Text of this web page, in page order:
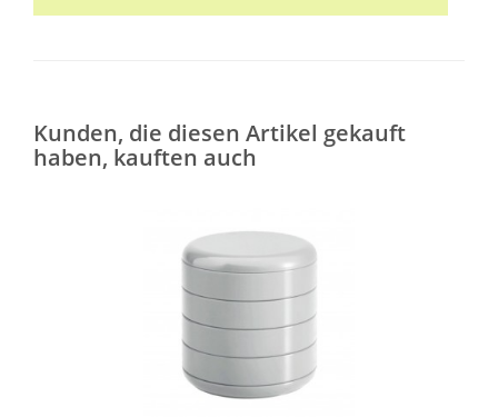
Kunden, die diesen Artikel gekauft
haben, kauften auch